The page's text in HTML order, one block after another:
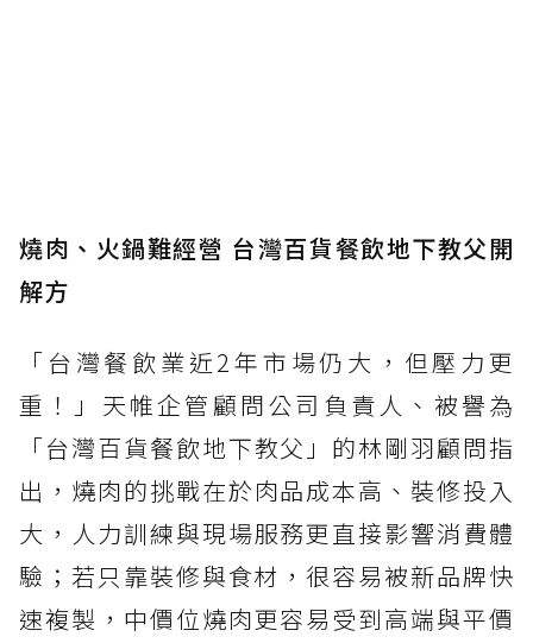
燒肉、火鍋難經營 台灣百貨餐飲地下教父開
解方
「台灣餐飲業近2年市場仍大，但壓力更
重！」天帷企管顧問公司負責人、被譽為
「台灣百貨餐飲地下教父」的林剛羽顧問指
出，燒肉的挑戰在於肉品成本高、裝修投入
大，人力訓練與現場服務更直接影響消費體
驗；若只靠裝修與食材，很容易被新品牌快
速複製，中價位燒肉更容易受到高端與平價